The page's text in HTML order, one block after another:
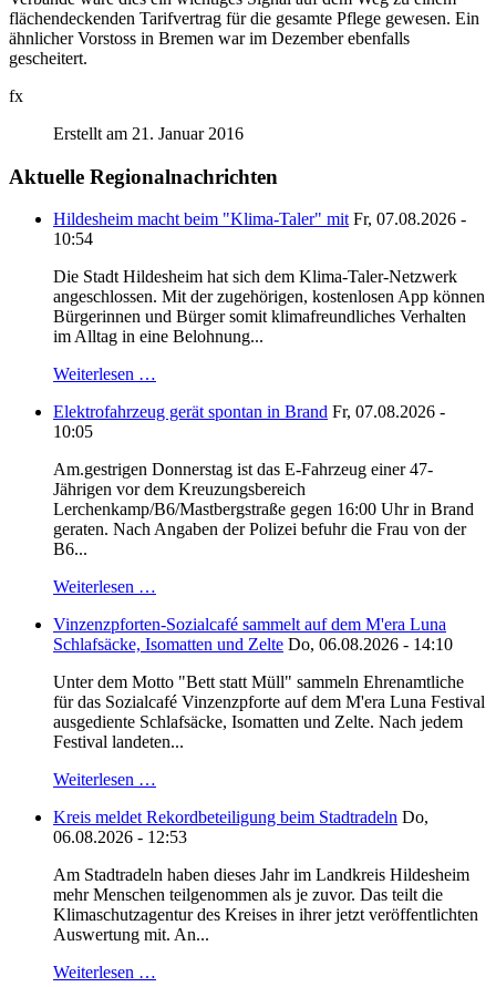
flächendeckenden Tarifvertrag für die gesamte Pflege gewesen. Ein
ähnlicher Vorstoss in Bremen war im Dezember ebenfalls
gescheitert.
fx
Erstellt am 21. Januar 2016
Aktuelle Regionalnachrichten
Hildesheim macht beim "Klima-Taler" mit Fr, 07.08.2026 -
10:54
Die Stadt Hildesheim hat sich dem Klima-Taler-Netzwerk
angeschlossen. Mit der zugehörigen, kostenlosen App können
Bürgerinnen und Bürger somit klimafreundliches Verhalten
im Alltag in eine Belohnung...
Weiterlesen …
Elektrofahrzeug gerät spontan in Brand Fr, 07.08.2026 -
10:05
Am.gestrigen Donnerstag ist das E-Fahrzeug einer 47-
Jährigen vor dem Kreuzungsbereich
Lerchenkamp/B6/Mastbergstraße gegen 16:00 Uhr in Brand
geraten. Nach Angaben der Polizei befuhr die Frau von der
B6...
Weiterlesen …
Vinzenzpforten-Sozialcafé sammelt auf dem M'era Luna
Schlafsäcke, Isomatten und Zelte Do, 06.08.2026 - 14:10
Unter dem Motto "Bett statt Müll" sammeln Ehrenamtliche
für das Sozialcafé Vinzenzpforte auf dem M'era Luna Festival
ausgediente Schlafsäcke, Isomatten und Zelte. Nach jedem
Festival landeten...
Weiterlesen …
Kreis meldet Rekordbeteiligung beim Stadtradeln Do,
06.08.2026 - 12:53
Am Stadtradeln haben dieses Jahr im Landkreis Hildesheim
mehr Menschen teilgenommen als je zuvor. Das teilt die
Klimaschutzagentur des Kreises in ihrer jetzt veröffentlichten
Auswertung mit. An...
Weiterlesen …